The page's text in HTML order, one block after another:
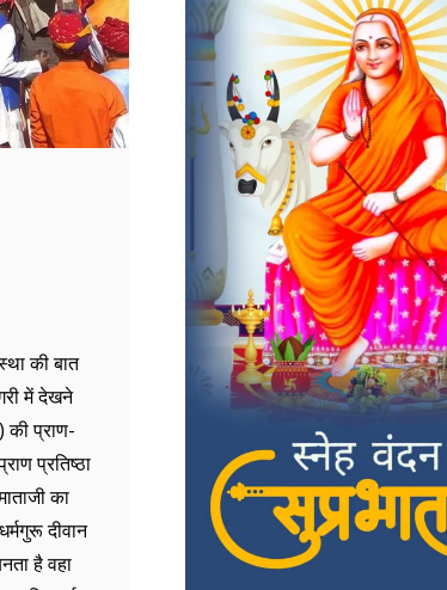
की बात
में देखने
की प्राण-
प्रतिष्ठा
का
दीवान
है वहा